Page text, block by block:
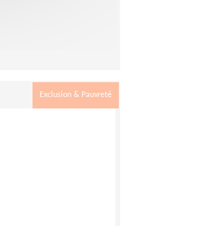
Exclusion & Pauvreté